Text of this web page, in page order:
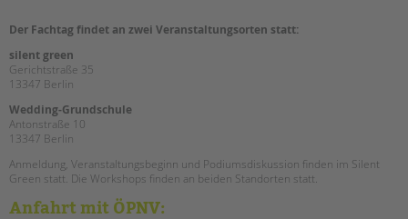
Der Fachtag findet an zwei Veranstaltungsorten statt:
silent green
Gerichtstraße 35
13347 Berlin
Wedding-Grundschule
Antonstraße 10
13347 Berlin
Anmeldung, Veranstaltungsbeginn und Podiumsdiskussion finden im Silent
Green statt. Die Workshops finden an beiden Standorten statt.
Anfahrt mit ÖPNV: